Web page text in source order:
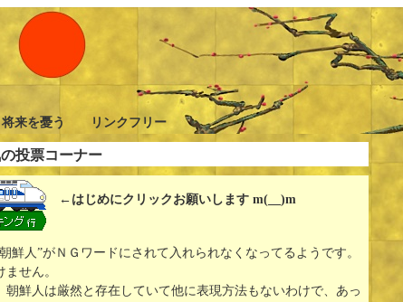
将来を憂う リンクフリー
投票コーナー
←はじめにクリックお願いします m(__)m
鮮人”がＮＧワードにされて入れられなくなってるようです。
せん。
鮮人は厳然と存在していて他に表現方法もないわけで、あっ